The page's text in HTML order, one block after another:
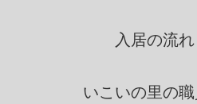
者に依託する場
第三者につき厳
ために、適正な
入居の流
いこいの里の